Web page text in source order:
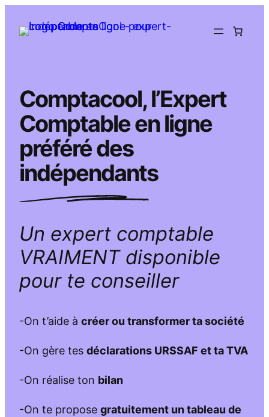
Comptacool, l’Expert
Comptable en ligne
préféré des
indépendants
Un expert comptable
VRAIMENT disponible
pour te conseiller
-On t’aide à créer ou transformer ta société
-On gère tes déclarations URSSAF et ta TVA
-On réalise ton bilan
-On te propose gratuitement un tableau de